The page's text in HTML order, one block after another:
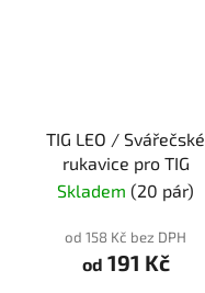
TIG LEO / Svářečské
rukavice pro TIG
Skladem (20 pár)
od 158 Kč bez DPH
od 191 Kč